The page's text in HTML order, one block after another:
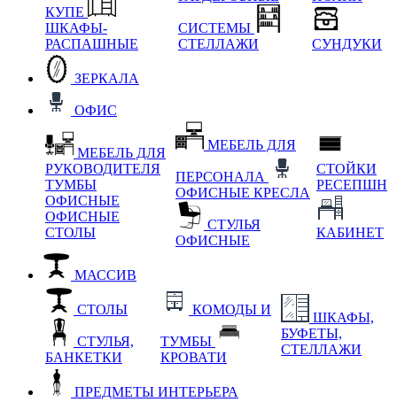
КУПЕ
ШКАФЫ-
РАСПАШНЫЕ
СИСТЕМЫ
СТЕЛЛАЖИ
СУНДУКИ
ЗЕРКАЛА
ОФИС
МЕБЕЛЬ ДЛЯ
РУКОВОДИТЕЛЯ
ТУМБЫ
ОФИСНЫЕ
ОФИСНЫЕ
СТОЛЫ
МЕБЕЛЬ ДЛЯ
ПЕРСОНАЛА
ОФИСНЫЕ КРЕСЛА
СТУЛЬЯ
ОФИСНЫЕ
СТОЙКИ
РЕСЕПШН
КАБИНЕТ
МАССИВ
СТОЛЫ
СТУЛЬЯ,
БАНКЕТКИ
КОМОДЫ И
ТУМБЫ
КРОВАТИ
ШКАФЫ,
БУФЕТЫ,
СТЕЛЛАЖИ
ПРЕДМЕТЫ ИНТЕРЬЕРА